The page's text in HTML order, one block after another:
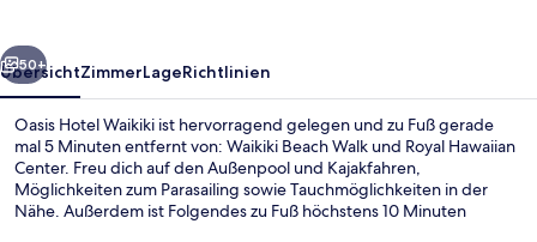
Weiter
50+
ÜbersichtZimmerLageRichtlinien
Oasis Hotel Waikiki ist hervorragend gelegen und zu Fuß gerade
mal 5 Minuten entfernt von: Waikiki Beach Walk und Royal Hawaiian
Center. Freu dich auf den Außenpool und Kajakfahren,
Möglichkeiten zum Parasailing sowie Tauchmöglichkeiten in der
Nähe. Außerdem ist Folgendes zu Fuß höchstens 10 Minuten